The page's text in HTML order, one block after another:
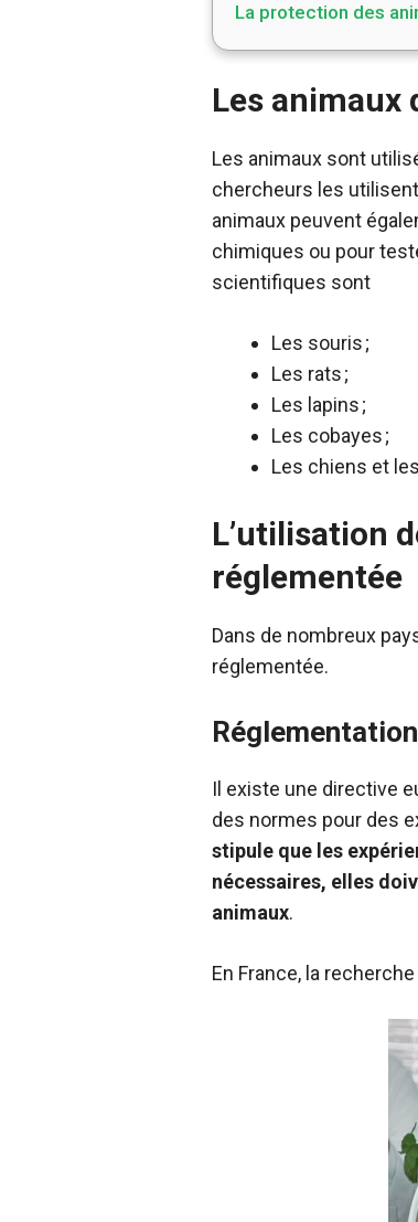
La protection des
Les animaux
Les animaux sont
chercheurs les
animaux peuvent
chimiques ou pour
scientifiques sont
Les souris ;
Les rats ;
Les lapins ;
Les cobayes ;
Les chiens et
L’utilisation
réglementée
Dans de nombreux
réglementée.
Il existe une directive
des normes pour des
stipule que les
nécessaires, elles
animaux.
En France, la